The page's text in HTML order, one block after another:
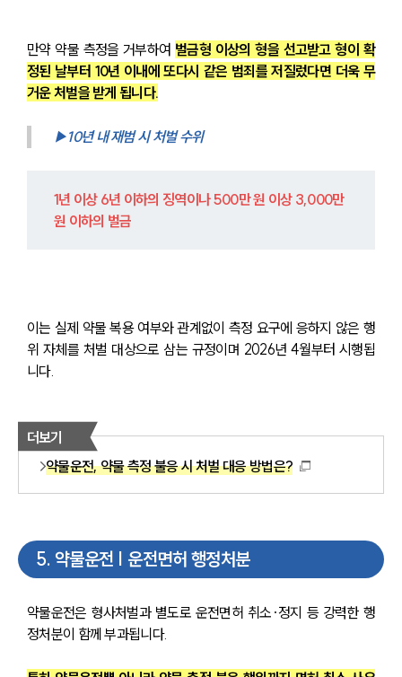
만약 약물 측정을 거부하여 벌금형 이상의 형을 선고받고 형이 확
정된 날부터 10년 이내에 또다시 같은 범죄를 저질렀다면 더욱 무
거운 처벌을 받게 됩니다.
▶10년 내 재범 시 처벌 수위
1년 이상 6년 이하의 징역이나 500만 원 이상 3,000만
원 이하의 벌금
이는 실제 약물 복용 여부와 관계없이 측정 요구에 응하지 않은 행
위 자체를 처벌 대상으로 삼는 규정이며 2026년 4월부터 시행됩
니다.
더보기
약물운전, 약물 측정 불응 시 처벌 대응 방법은?
5. 약물운전 | 운전면허 행정처분
약물운전은 형사처벌과 별도로 운전면허 취소·정지 등 강력한 행
정처분이 함께 부과됩니다.